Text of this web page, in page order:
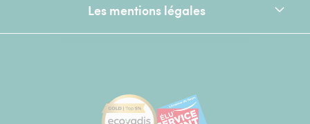
Les mentions légales
[Ecovadis Gold Badge - Top 5%